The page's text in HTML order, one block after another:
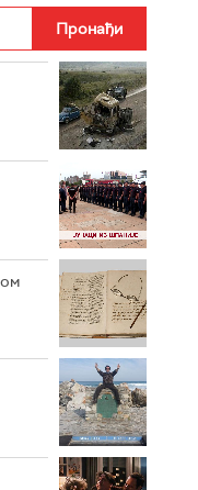
КЛАСИКА
ТРЕЗОР
МУЗИКА
ПОЛЕТАРАЦ